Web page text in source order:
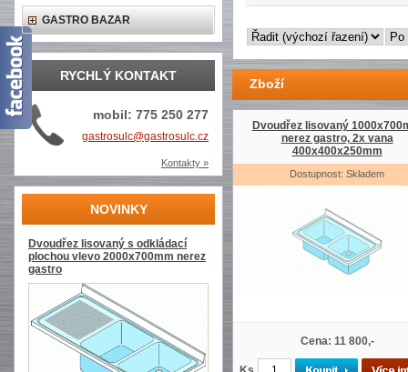
GASTRO BAZAR
RYCHLÝ KONTAKT
mobil: 775 250 277
gastrosulc@gastrosulc.cz
Kontakty »
NOVINKY
Dvoudřez lisovaný s odkládací
plochou vlevo 2000x700mm nerez
gastro
Zboží
Dvoudřez lisovaný
nerez gastro, 2x vana
400x400x250mm
Dostupnost: Skladem
Cena: 11 800,-